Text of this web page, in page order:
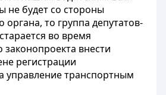
не будет со стороны
то группа депутатов-
во время
законопроекта внести
регистрации
управление транспортным